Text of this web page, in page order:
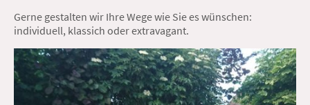
Gerne gestalten wir Ihre Wege wie Sie es wünschen:
individuell, klassich oder extravagant.